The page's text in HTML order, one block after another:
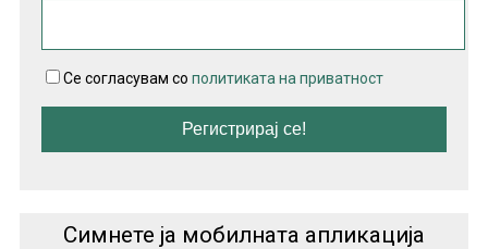
Се согласувам со политиката на приватност
Симнете ја мобилната апликација